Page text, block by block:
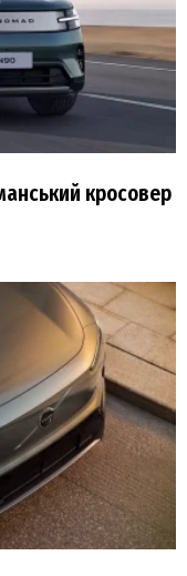
кросовер